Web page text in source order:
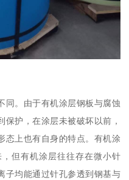
同。由于有机涂层钢板与腐蚀
护，在涂层未被破坏以前，
态上也有自身的特点。有机涂
但有机涂层往往存在微小针
子均能通过针孔参透到钢基与